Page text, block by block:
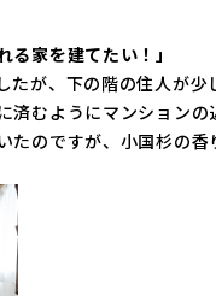
る家を建てたい！」
たが、下の階の住人が
済むようにマンション
たのですが、小国杉の